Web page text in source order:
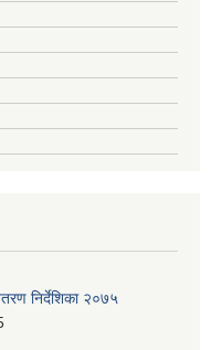
निर्देशिका २०७५